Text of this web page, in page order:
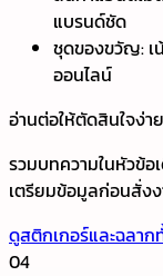
แบรนด์ชัด
ชุดของขวัญ: เ
ออนไลน์
อ่านต่อให้ตัดสินใจง่า
รวมบทความในหัวข้อ
เตรียมข้อมูลก่อนสั่ง
ดูสติกเกอร์และฉลา
04